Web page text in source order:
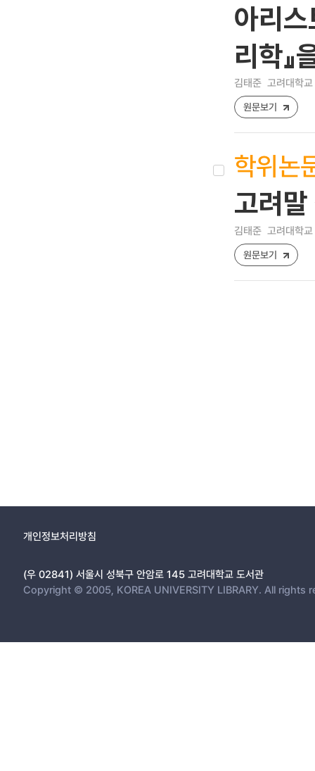
아리
리학』
김태준 고려대학
원문보기
학위논
고려
김태준 고려대학
원문보기
개인정보처리방침
(우 02841) 서울시 성북구 안암로 145 고려대학교 도서관
Copyright © 2005, KOREA UNIVERSITY LIBRARY. All rights